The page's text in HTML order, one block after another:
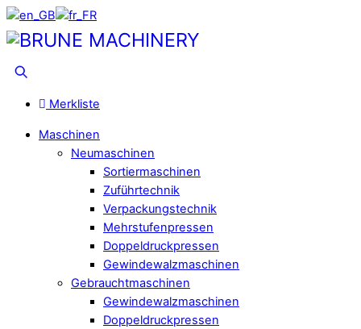
Skip
to
content
Menu
Merkliste
Maschinen
Neumaschinen
Sortiermaschinen
Zuführtechnik
Verpackungstechnik
Mehrstufenpressen
Doppeldruckpressen
Gewindewalzmaschinen
Gebrauchtmaschinen
Gewindewalzmaschinen
Doppeldruckpressen